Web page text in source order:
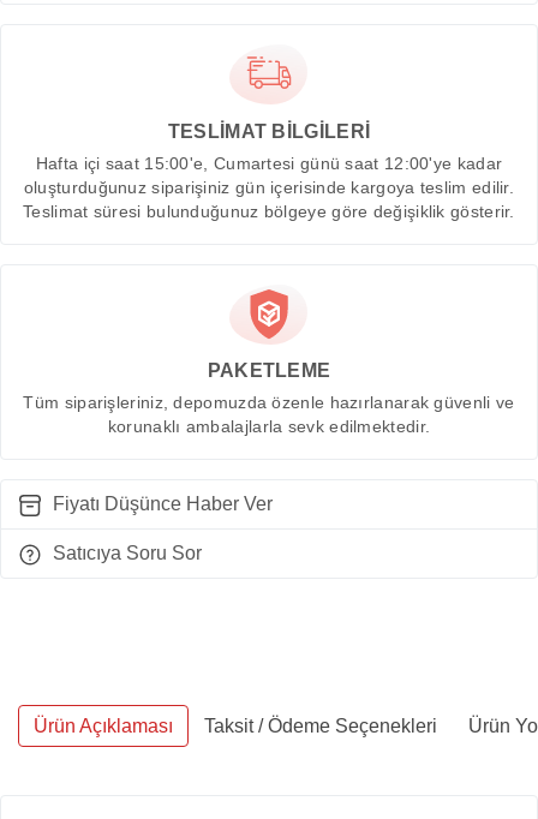
TESLİMAT BİLGİLERİ
Hafta içi saat 15:00'e, Cumartesi günü saat 12:00'ye kadar
oluşturduğunuz siparişiniz gün içerisinde kargoya teslim edilir.
Teslimat süresi bulunduğunuz bölgeye göre değişiklik gösterir.
PAKETLEME
Tüm siparişleriniz, depomuzda özenle hazırlanarak güvenli ve
korunaklı ambalajlarla sevk edilmektedir.
Fiyatı Düşünce Haber Ver
Satıcıya Soru Sor
Ürün Açıklaması Taksit / Ödeme Seçenekleri Ürün